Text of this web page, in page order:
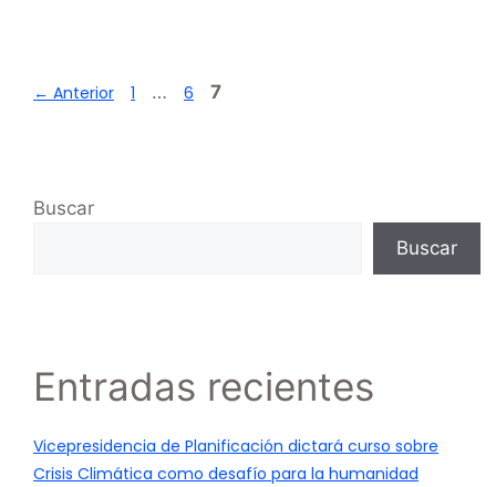
← Anterior 1 … 6 7
Buscar
Buscar
Entradas recientes
Vicepresidencia de Planificación dictará curso sobre
Crisis Climática como desafío para la humanidad